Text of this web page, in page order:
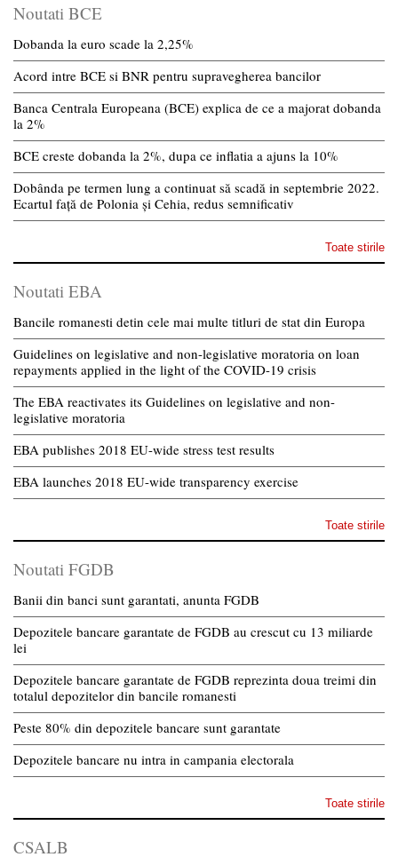
Noutati BCE
Dobanda la euro scade la 2,25%
Acord intre BCE si BNR pentru supravegherea bancilor
Banca Centrala Europeana (BCE) explica de ce a majorat dobanda
la 2%
BCE creste dobanda la 2%, dupa ce inflatia a ajuns la 10%
Dobânda pe termen lung a continuat să scadă in septembrie 2022.
Ecartul față de Polonia și Cehia, redus semnificativ
Toate stirile
Noutati EBA
Bancile romanesti detin cele mai multe titluri de stat din Europa
Guidelines on legislative and non-legislative moratoria on loan
repayments applied in the light of the COVID-19 crisis
The EBA reactivates its Guidelines on legislative and non-
legislative moratoria
EBA publishes 2018 EU-wide stress test results
EBA launches 2018 EU-wide transparency exercise
Toate stirile
Noutati FGDB
Banii din banci sunt garantati, anunta FGDB
Depozitele bancare garantate de FGDB au crescut cu 13 miliarde
lei
Depozitele bancare garantate de FGDB reprezinta doua treimi din
totalul depozitelor din bancile romanesti
Peste 80% din depozitele bancare sunt garantate
Depozitele bancare nu intra in campania electorala
Toate stirile
CSALB